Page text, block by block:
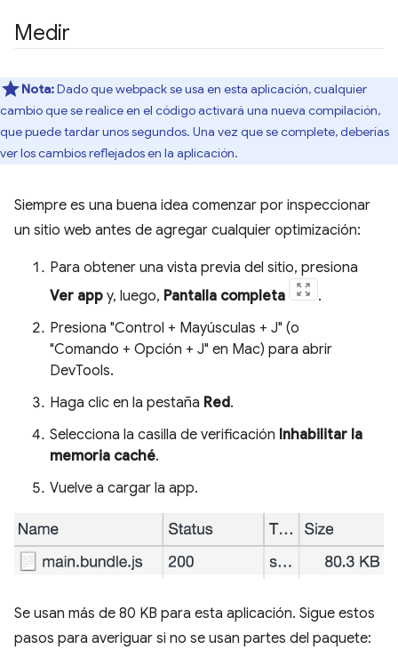
Medir
Nota:Dado que webpack se usa en esta aplicación, cualquier
cambio que se realice en el código activará una nueva compilación,
que puede tardar unos segundos. Una vez que se complete, deberías
ver los cambios reflejados en la aplicación.
Siempre es una buena idea comenzar por inspeccionar
un sitio web antes de agregar cualquier optimización:
Para obtener una vista previa del sitio, presiona
Ver app y, luego, Pantalla completa
.
Presiona "Control + Mayúsculas + J" (o
"Comando + Opción + J" en Mac) para abrir
DevTools.
Haga clic en la pestaña Red.
Selecciona la casilla de verificación Inhabilitar la
memoria caché.
Vuelve a cargar la app.
Se usan más de 80 KB para esta aplicación. Sigue estos
pasos para averiguar si no se usan partes del paquete: